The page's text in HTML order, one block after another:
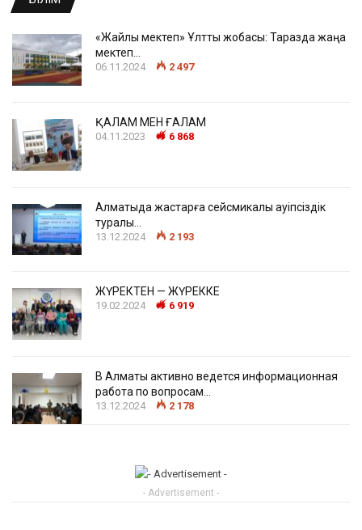
«Жайлы мектеп» Ұлттық жобасы: Таразда жаңа
мектеп…
06.11.2024 2 497
ҚАЛАМ МЕН ҒАЛАМ
04.11.2023 6 868
Алматыда жастарға сейсмикалық қауіпсіздік
туралы…
13.12.2024 2 193
ЖҮРЕКТЕН — ЖҮРЕККЕ
19.02.2024 6 919
В Алматы активно ведется информационная
работа по вопросам…
13.12.2024 2 178
- Advertisement -